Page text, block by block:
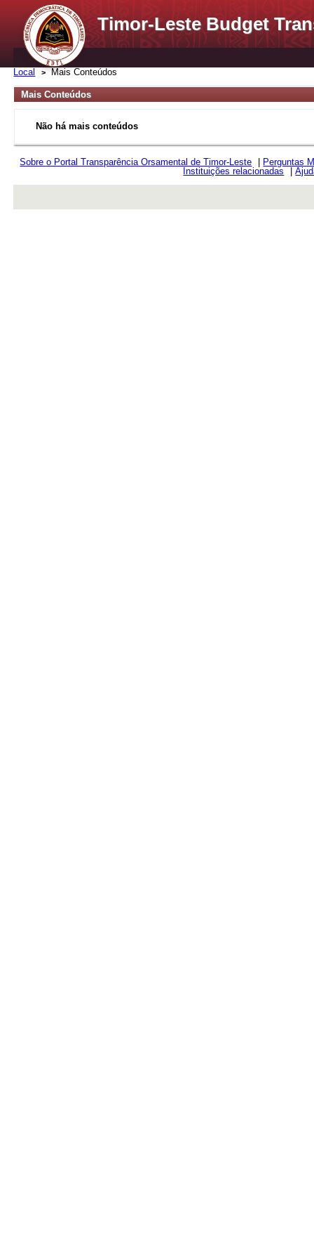
Timor-Leste Budget
Local Mais Conteúdos
Mais Conteúdos
Não há mais conteúdos
Sobre o Portal Transparência Orsamental de Timor-Leste
Perguntas
Instituições relacionadas
|